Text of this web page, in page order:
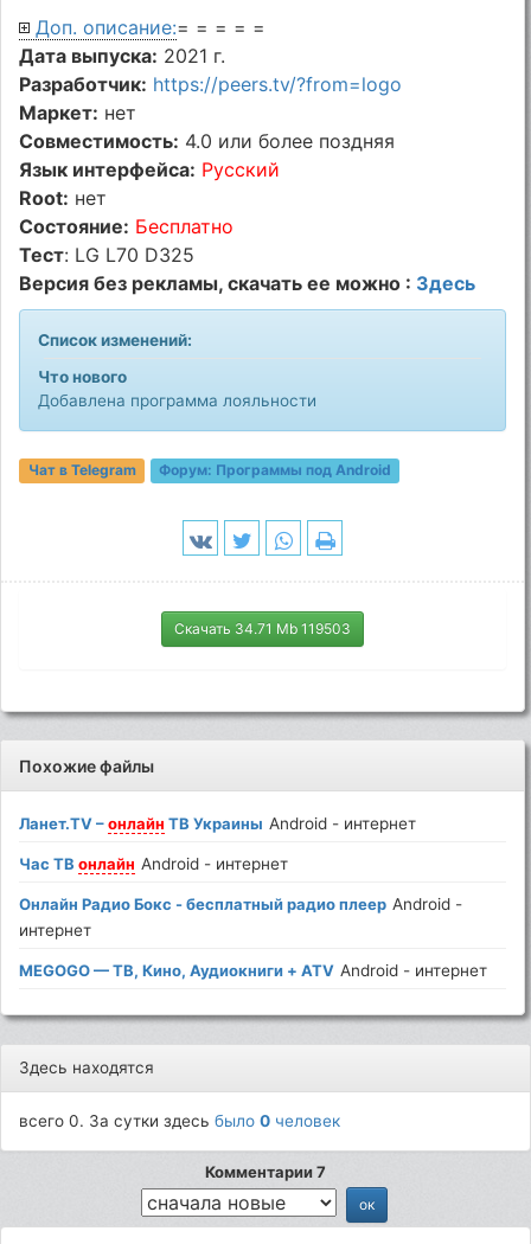
Доп. описание:= = = = =
Дата выпуска: 2021 г.
Разработчик: https://peers.tv/?from=logo
Маркет: нет
Совместимость: 4.0 или более поздняя
Язык интерфейса: Русский
Root: нет
Состояние: Бесплатно
Тест: LG L70 D325
Версия без рекламы, скачать ее можно : Здесь
Список изменений:
Что нового
Добавлена программа лояльности
Чат в Telegram Форум: Программы под Android
Скачать 34.71 Mb 119503
Похожие файлы
Ланет.TV –онлайн ТВ Украины Android - интернет
Час ТВонлайн Android - интернет
Онлайн Радио Бокс - бесплатный радио плеер Android -
интернет
MEGOGO — ТВ, Кино, Аудиокниги + ATV Android - интернет
Здесь находятся
всего 0. За сутки здесьбыло0 человек
Комментарии 7